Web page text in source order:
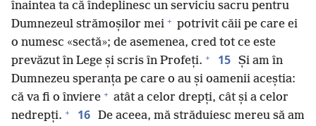
înaintea ta că îndeplinesc un serviciu sacru pentru
Dumnezeul strămoșilor mei + potrivit căii pe care ei
o numesc «sectă»; de asemenea, cred tot ce este
prevăzut în Lege și scris în Profeți. + 15 Și am în
Dumnezeu speranța pe care o au și oamenii aceștia:
că va fi o înviere + atât a celor drepți, cât și a celor
nedrepți. + 16 De aceea, mă străduiesc mereu să am